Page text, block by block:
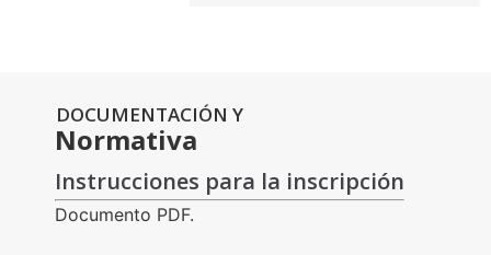
DOCUMENTACIÓN Y
Normativa
Instrucciones para la inscripción
Documento PDF.